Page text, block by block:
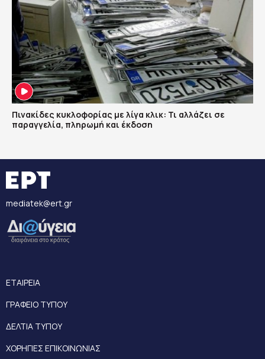
Πινακίδες κυκλοφορίας με λίγα κλικ: Τι αλλάζει σε
παραγγελία, πληρωμή και έκδοση
mediatek@ert.gr
ΕΤΑΙΡΕΙΑ
ΓΡΑΦΕΙΟ ΤΥΠΟΥ
ΔΕΛΤΙΑ ΤΥΠΟΥ
ΧΟΡΗΓΙΕΣ ΕΠΙΚΟΙΝΩΝΙΑΣ